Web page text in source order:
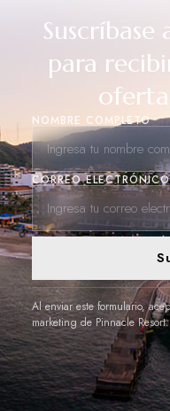
Suscríbase
para
NOMBRE COMPLETO
CORREO
Al enviar este formulario,
marketing de Pinnacle Resort.